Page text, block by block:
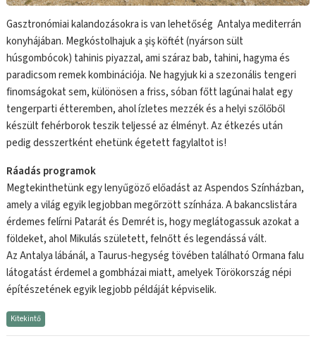
Gasztronómiai kalandozásokra is van lehetőség Antalya mediterrán
konyhájában. Megkóstolhajuk a şiş köftét (nyárson sült
húsgombócok) tahinis piyazzal, ami száraz bab, tahini, hagyma és
paradicsom remek kombinációja. Ne hagyjuk ki a szezonális tengeri
finomságokat sem, különösen a friss, sóban főtt lagúnai halat egy
tengerparti étteremben, ahol ízletes mezzék és a helyi szőlőből
készült fehérborok teszik teljessé az élményt. Az étkezés után
pedig desszertként ehetünk égetett fagylaltot is!
Ráadás programok
Megtekinthetünk egy lenyűgöző előadást az Aspendos Színházban,
amely a világ egyik legjobban megőrzött színháza. A bakancslistára
érdemes felírni Patarát és Demrét is, hogy meglátogassuk azokat a
földeket, ahol Mikulás született, felnőtt és legendássá vált.
Az Antalya lábánál, a Taurus-hegység tövében található Ormana falu
látogatást érdemel a gombházai miatt, amelyek Törökország népi
építészetének egyik legjobb példáját képviselik.
Kitekintő